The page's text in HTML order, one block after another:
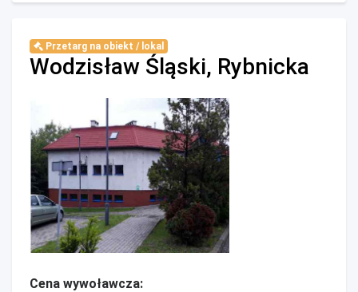
Przetarg na obiekt / lokal
Wodzisław Śląski, Rybnicka
Cena wywoławcza: